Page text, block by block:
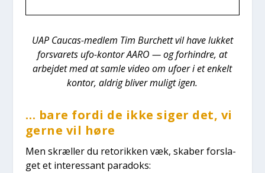
UAP Caucas-med­lem Tim Bur­chett vil have luk­ket
for­sva­rets ufo-kon­tor AARO — og for­hin­dre, at
arbej­det med at sam­le video om ufo­er i et enkelt
kon­tor, aldrig bli­ver muligt igen.
… bare for­di de ikke siger det, vi
ger­ne vil høre
Men skr­æl­ler du reto­rik­ken væk, ska­ber for­sla­
get et inter­es­sant para­doks: